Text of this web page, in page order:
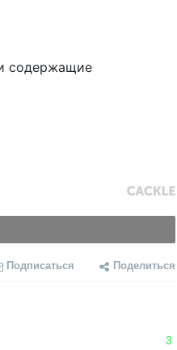
содержащие
Подписаться Поделиться
3